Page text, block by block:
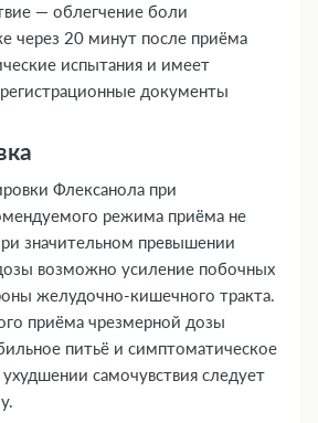
— облегчение боли
через 20 минут после приёма
испытания и имеет
документы
Флексанола при
режима приёма не
значительном превышении
возможно усиление побочных
желудочно-кишечного тракта.
приёма чрезмерной дозы
питьё и симптоматическое
самочувствия следует